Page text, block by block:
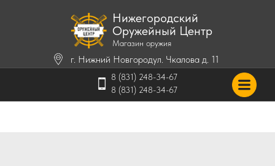
Нижегородский
Оружейный Центр
Магазин оружия
8 (831) 248-34-67
8 (831) 248-34-67
г. Нижний Новгородул. Чкалова д. 11